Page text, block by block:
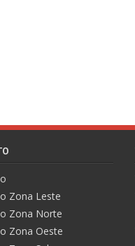
Zona Leste
Zona Norte
Zona Oeste